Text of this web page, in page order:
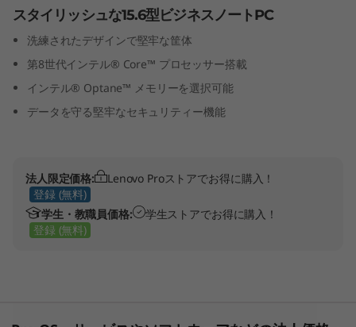
ン
テ
ル
スタイリッシュな15.6型ビジネスノートPC
洗練されたデザインで堅牢な筐体
第8世代インテル® Core™ プロセッサー搭載
インテル® Optane™ メモリーを選択可能
データを守る堅牢なセキュリティー機能
法人限定価格:
Lenovo Proストアでお得に購入！
登録 (無料)
学生・教職員価格:
学生ストアでお得に購入！
登録 (無料)